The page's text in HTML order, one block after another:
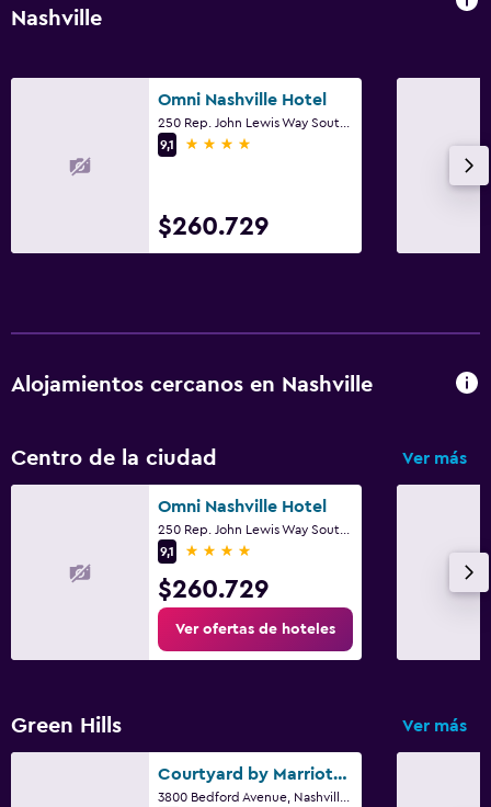
Nashville
Omni Nashville Hotel
9,1
4 estrellas
$260.729
Alojamientos cercanos en Nashville
Centro de la ciudad Ver más
Omni Nashville Hotel
9,1
4 estrellas
$260.729
Ver ofertas de hoteles
Green Hills Ver más
Courtyard by Marriott Green Hills